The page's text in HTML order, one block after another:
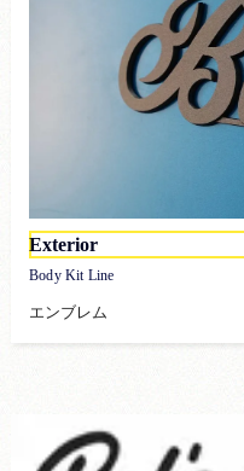
Exterior
Body Kit Line
エンブレム